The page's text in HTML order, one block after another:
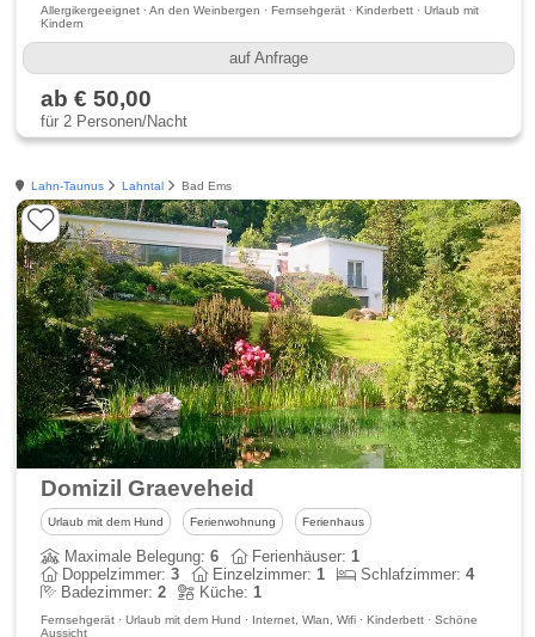
Allergikergeeignet · An den Weinbergen · Fernsehgerät · Kinderbett · Urlaub mit
Kindern
auf Anfrage
ab € 50,00
für 2 Personen/Nacht
Lahn-Taunus Lahntal Bad Ems
Domizil Graeveheid
Urlaub mit dem Hund Ferienwohnung Ferienhaus
Maximale Belegung:6 Ferienhäuser:1
Doppelzimmer:3 Einzelzimmer:1 Schlafzimmer:4
Badezimmer:2 Küche:1
Fernsehgerät · Urlaub mit dem Hund · Internet, Wlan, Wifi · Kinderbett · Schöne
Aussicht